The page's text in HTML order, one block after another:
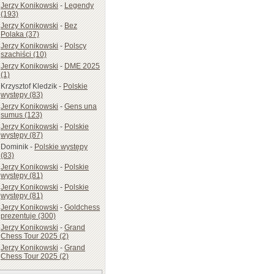
Jerzy Konikowski-Legendy
(193)
Jerzy Konikowski-Bez
Polaka (37)
Jerzy Konikowski-Polscy
szachiści (10)
Jerzy Konikowski-DME 2025
(1)
Krzysztof Kledzik-Polskie
występy (83)
Jerzy Konikowski-Gens una
sumus (123)
Jerzy Konikowski-Polskie
występy (87)
Dominik-Polskie występy
(83)
Jerzy Konikowski-Polskie
występy (81)
Jerzy Konikowski-Polskie
występy (81)
Jerzy Konikowski-Goldchess
prezentuje (300)
Jerzy Konikowski-Grand
Chess Tour 2025 (2)
Jerzy Konikowski-Grand
Chess Tour 2025 (2)